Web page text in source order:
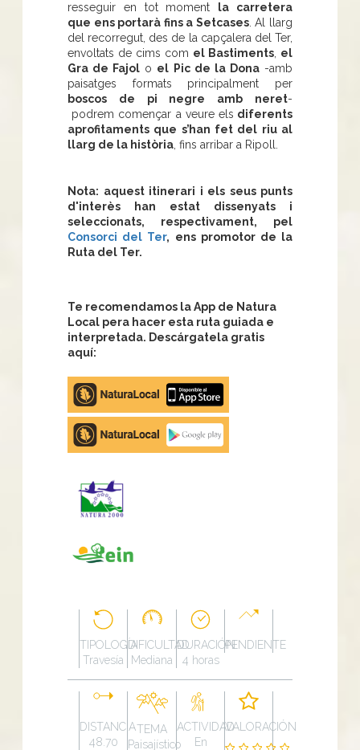
resseguir en tot moment
la carretera
que ens portarà fins a Setcases. Al llarg
del recorregut, des de la capçalera del Ter,
envoltats de cims com el Bastiments el
Gra de Fajol o el Pic de la Dona-amb
paisatges formats principalment per
boscos de pi negre amb neret-
podrem començar a veure els diferents
aprofitaments que s’han fet del riu al
llarg de la història , fins arribar a Ripoll.
Nota: aquest itinerari i els seus punts
d'interès han estat dissenyats i
seleccionats, respectivament, pel
Consorci del Ter, ens promotor de la
Ruta del Ter.
Te recomendamos la App de Natura
Local pera hacer esta ruta guiada e
interpretada. Descárgatela gratis
aquí:
Apple
store
Google
Play
TIPOLOGÍA
Travesía
DIFICULTAD
Mediana
DURACIÓN
4 horas
PENDIENTE
DISTANCIA
48.70
TEMA
Paisajístico
ACTIVIDAD
En
VALORACIÓN